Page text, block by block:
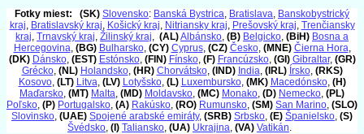
Fotky miest: (SK) Slovensko: Banská Bystrica, Bratislava, Banskobystrický
kraj, Bratislavský kraj, Košický kraj, Nitriansky kraj, Prešovský kraj, Trenčiansky
kraj, Trnavský kraj, Žilinský kraj, (AL)Albánsko, (B) Belgicko, (BiH) Bosna a
Hercegovina, (BG) Bulharsko, (CY) Cyprus, (CZ) Česko, (MNE) Čierna Hora,
(DK) Dánsko, (EST) Estónsko, (FIN) Fínsko, (F) Francúzsko, (GI) Gibraltar, (GR)
Grécko, (NL) Holandsko, (HR) Chorvátsko, (IND) India, (IRL) Írsko, (RKS)
Kosovo, (LT) Litva, (LV) Lotyšsko, (L) Luxembursko, (MK) Macedónsko, (H)
Maďarsko, (MT) Malta, (MD) Moldavsko, (MC) Monako, (D) Nemecko, (PL)
Poľsko, (P) Portugalsko, (A) Rakúsko, (RO) Rumunsko, (SM) San Marino, (SLO)
Slovinsko, (UAE) Spojené arabské emiráty, (SRB) Srbsko, (E) Španielsko, (S)
Švédsko, (I) Taliansko, (UA) Ukrajina, (VA) Vatikán.